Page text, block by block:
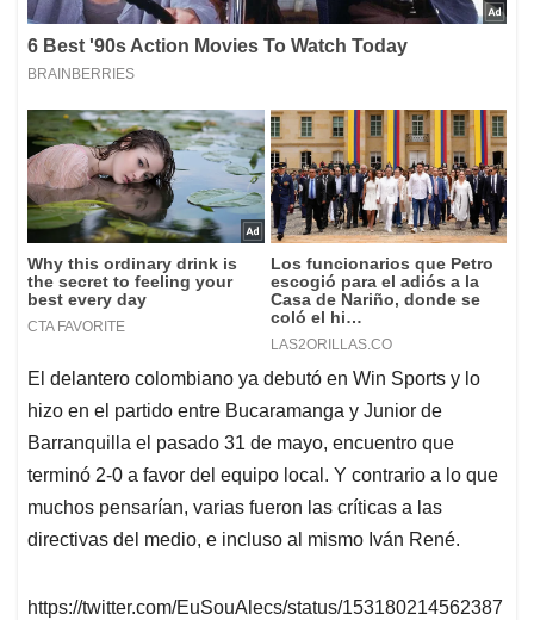
El delantero colombiano ya debutó en Win Sports y lo
hizo en el partido entre Bucaramanga y Junior de
Barranquilla el pasado 31 de mayo, encuentro que
terminó 2-0 a favor del equipo local. Y contrario a lo que
muchos pensarían, varias fueron las críticas a las
directivas del medio, e incluso al mismo Iván René.
https://twitter.com/EuSouAlecs/status/153180214562387